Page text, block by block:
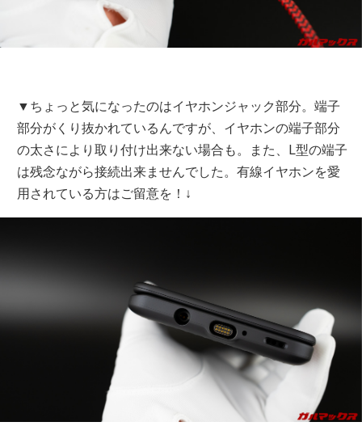
▼ちょっと気になったのはイヤホンジャック部分。端子
部分がくり抜かれているんですが、イヤホンの端子部分
の太さにより取り付け出来ない場合も。また、L型の端子
は残念ながら接続出来ませんでした。有線イヤホンを愛
用されている方はご留意を！↓